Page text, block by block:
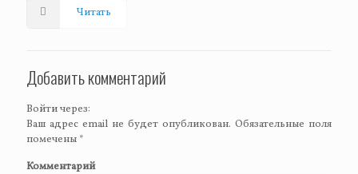
Читать
Добавить комментарий
Войти через:
Ваш адрес email не будет опубликован. Обязательные поля
помечены *
Комментарий